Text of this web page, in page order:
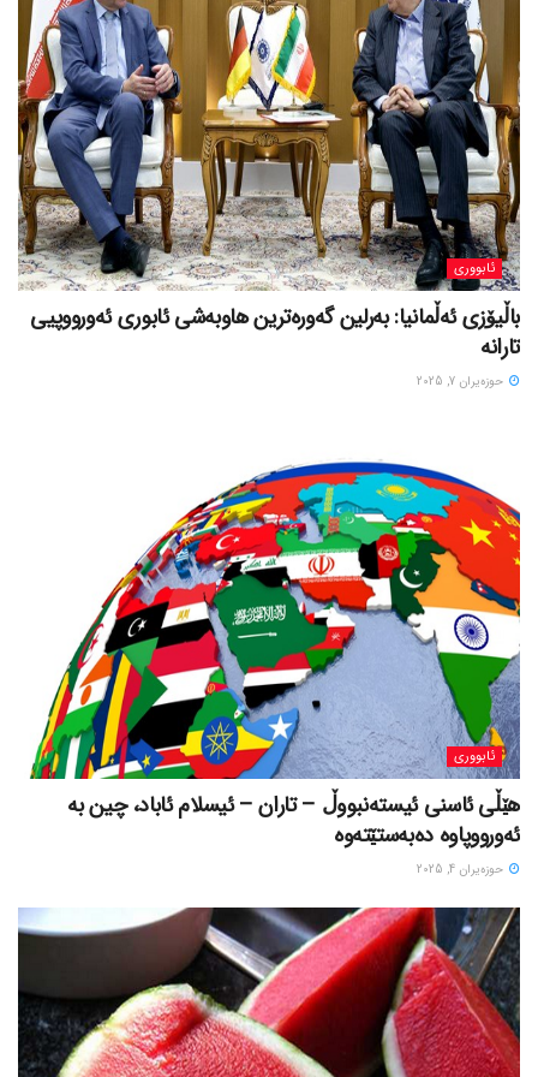
ئابووری
باڵیۆزی ئەڵمانیا: بەرلین گەورەترین هاوبەشی ئابوری ئەورووپیی
تارانە
حوزه‌یران 7, 2025
ئابووری
هێڵی ئاسنی ئیستەنبووڵ – تاران – ئیسلام ئاباد، چین بە
ئەورووپاوە دەبەستێتەوە
حوزه‌یران 4, 2025